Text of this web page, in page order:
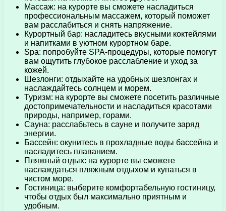
Массаж: на курорте вы сможете насладиться
профессиональным массажем, который поможет
вам расслабиться и снять напряжение.
Курортный бар: насладитесь вкусными коктейлями
и напитками в уютном курортном баре.
Spa: попробуйте SPA-процедуры, которые помогут
вам ощутить глубокое расслабление и уход за
кожей.
Шезлонги: отдыхайте на удобных шезлонгах и
наслаждайтесь солнцем и морем.
Туризм: на курорте вы сможете посетить различные
достопримечательности и насладиться красотами
природы, например, горами.
Сауна: расслабьтесь в сауне и получите заряд
энергии.
Бассейн: окунитесь в прохладные воды бассейна и
насладитесь плаванием.
Пляжный отдых: на курорте вы сможете
наслаждаться пляжным отдыхом и купаться в
чистом море.
Гостиница: выберите комфортабельную гостиницу,
чтобы отдых был максимально приятным и
удобным.